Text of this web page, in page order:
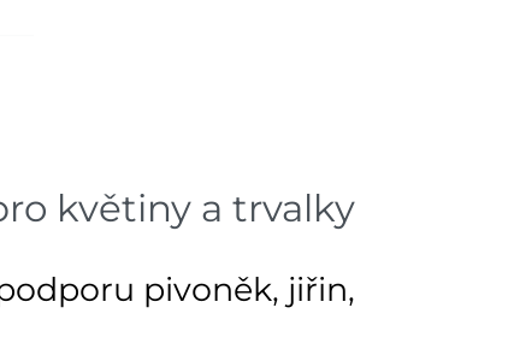
květiny a trvalky
pivoněk, jiřin,